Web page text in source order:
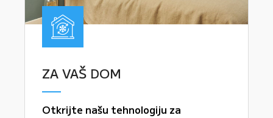
ZA VAŠ DOM
Otkrijte našu tehnologiju za